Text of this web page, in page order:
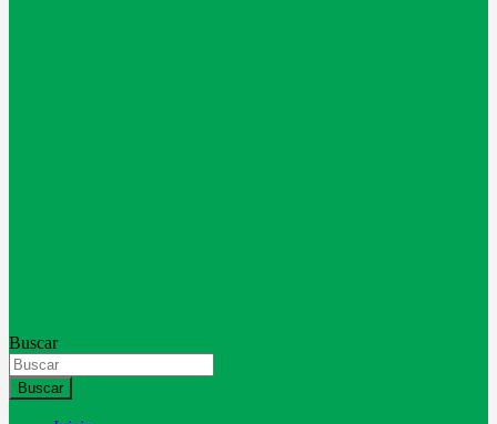
Buscar
Buscar